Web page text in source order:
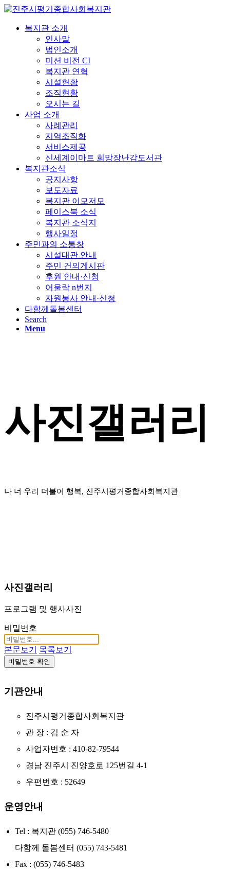
복지관 소개
인사말
법인소개
미션 비전 CI
복지관 연혁
시설현황
조직현황
오시는 길
사업 소개
사례관리
지역조직화
서비스제공
신세계이마트 희망장난감도서관
복지관소식
공지사항
보도자료
복지관 이모저모
페이스북 소식
복지관 소식지
행사일정
주민과의 소통창
시설대관 안내
주민 건의게시판
후원 안내·신청
어울락 n번지
자원봉사 안내·신청
다함께돌봄센터
Search
Menu
사진갤러리
나 너 우리 더불어 행복, 진주시평거종합사회복지관
사진갤러리
프로그램 및 행사사진
비밀번호
본문보기 목록보기
비밀번호 확인
기관안내
진주시평거종합사회복지관
관 장 : 김 순 자
사업자번호 : 410-82-79544
경남 진주시 진양호로 125번길 4-1
우편번호 : 52649
운영안내
Tel : 복지관 (055) 746-5480
다함께 돌봄센터 (055) 743-5481
Fax : (055) 746-5483